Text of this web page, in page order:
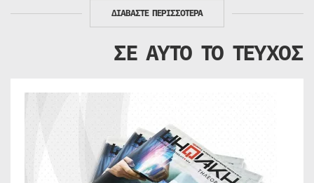
ΔΙΑΒΑΣΤΕ ΠΕΡΙΣΣΟΤΕΡΑ
ΣΕ ΑΥΤΟ ΤΟ ΤΕΥΧΟΣ